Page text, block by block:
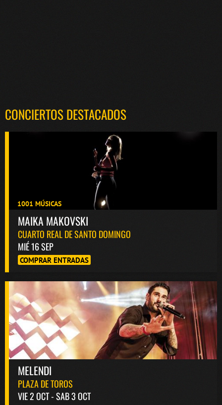
CONCIERTOS DESTACADOS
1001 MÚSICAS
MAIKA MAKOVSKI
CUARTO REAL DE SANTO DOMINGO
MIÉ 16 SEP
COMPRAR ENTRADAS
MELENDI
PLAZA DE TOROS
VIE 2 OCT - SAB 3 OCT